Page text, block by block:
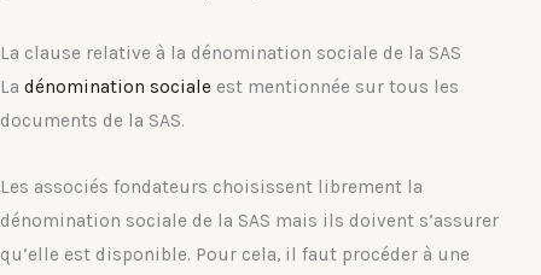
La clause relative à la dénomination sociale de la SAS
La dénomination sociale est mentionnée sur tous les
documents de la SAS.
Les associés fondateurs choisissent librement la
dénomination sociale de la SAS mais ils doivent s’assurer
qu’elle est disponible. Pour cela, il faut procéder à une